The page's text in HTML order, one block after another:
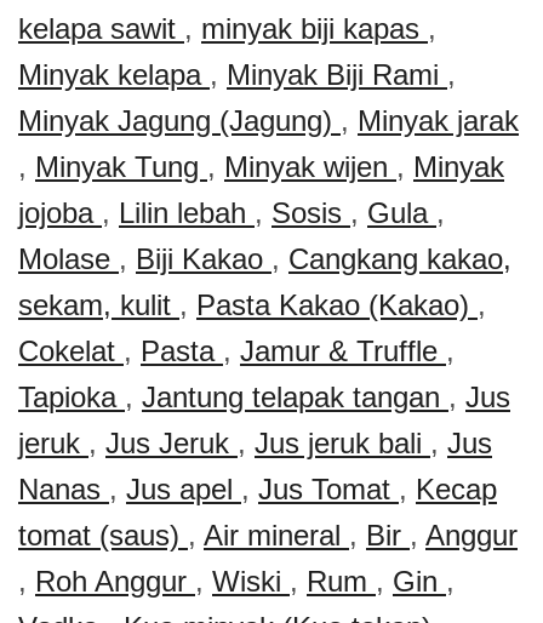
kelapa sawit , minyak biji kapas ,
Minyak kelapa , Minyak Biji Rami ,
Minyak Jagung (Jagung) , Minyak jarak
, Minyak Tung , Minyak wijen , Minyak
jojoba , Lilin lebah , Sosis , Gula ,
Molase , Biji Kakao , Cangkang kakao,
sekam, kulit , Pasta Kakao (Kakao) ,
Cokelat , Pasta , Jamur & Truffle ,
Tapioka , Jantung telapak tangan , Jus
jeruk , Jus Jeruk , Jus jeruk bali , Jus
Nanas , Jus apel , Jus Tomat , Kecap
tomat (saus) , Air mineral , Bir , Anggur
, Roh Anggur , Wiski , Rum , Gin ,